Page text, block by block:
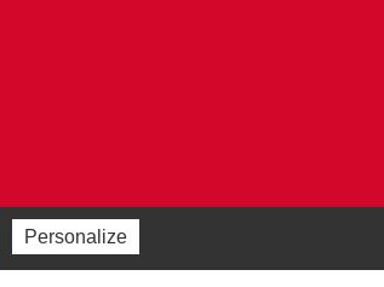
Personalize